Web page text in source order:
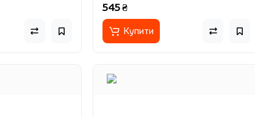
545 ₴
Купити